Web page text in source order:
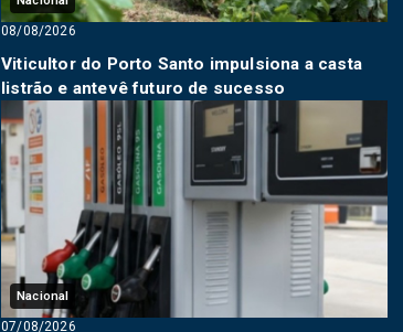
08/08/2026
Viticultor do Porto Santo impulsiona a casta
listrão e antevê futuro de sucesso
Nacional
07/08/2026